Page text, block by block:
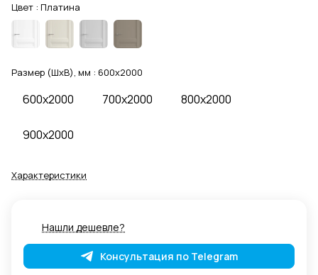
Цвет : Платина
Размер (ШхВ), мм : 600x2000
600x2000 700x2000 800x2000
900x2000
Характеристики
Нашли дешевле?
Консультация по Telegram